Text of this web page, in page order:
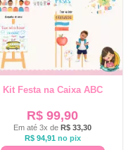
Kit Festa na Caixa ABC
R$ 99,90
Em até 3x de R$ 33,30
R$94,91 no pix